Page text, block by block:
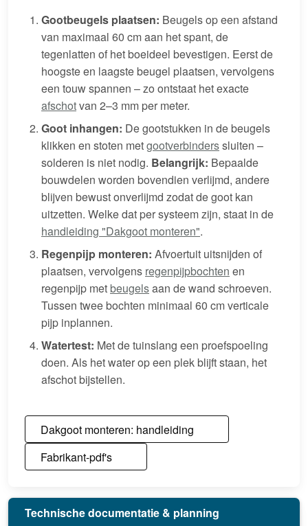
Gootbeugels plaatsen: Beugels op een afstand
van maximaal 60 cm aan het spant, de
tegenlatten of het boeideel bevestigen. Eerst de
hoogste en laagste beugel plaatsen, vervolgens
een touw spannen – zo ontstaat het exacte
afschotvan 2–3 mm per meter.
Goot inhangen: De gootstukken in de beugels
klikken en stoten metgootverbinderssluiten –
solderen is niet nodig. Belangrijk: Bepaalde
bouwdelen worden bovendien verlijmd, andere
blijven bewust onverlijmd zodat de goot kan
uitzetten. Welke dat per systeem zijn, staat in de
handleiding "Dakgoot monteren".
Regenpijp monteren: Afvoertuit uitsnijden of
plaatsen, vervolgens regenpijpbochten en
regenpijp met beugelsaan de wand schroeven.
Tussen twee bochten minimaal 60 cm verticale
pijp inplannen.
Watertest: Met de tuinslang een proefspoeling
doen. Als het water op een plek blijft staan, het
afschot bijstellen.
Dakgoot monteren: handleiding
Fabrikant-pdf's
Technische documentatie & planning